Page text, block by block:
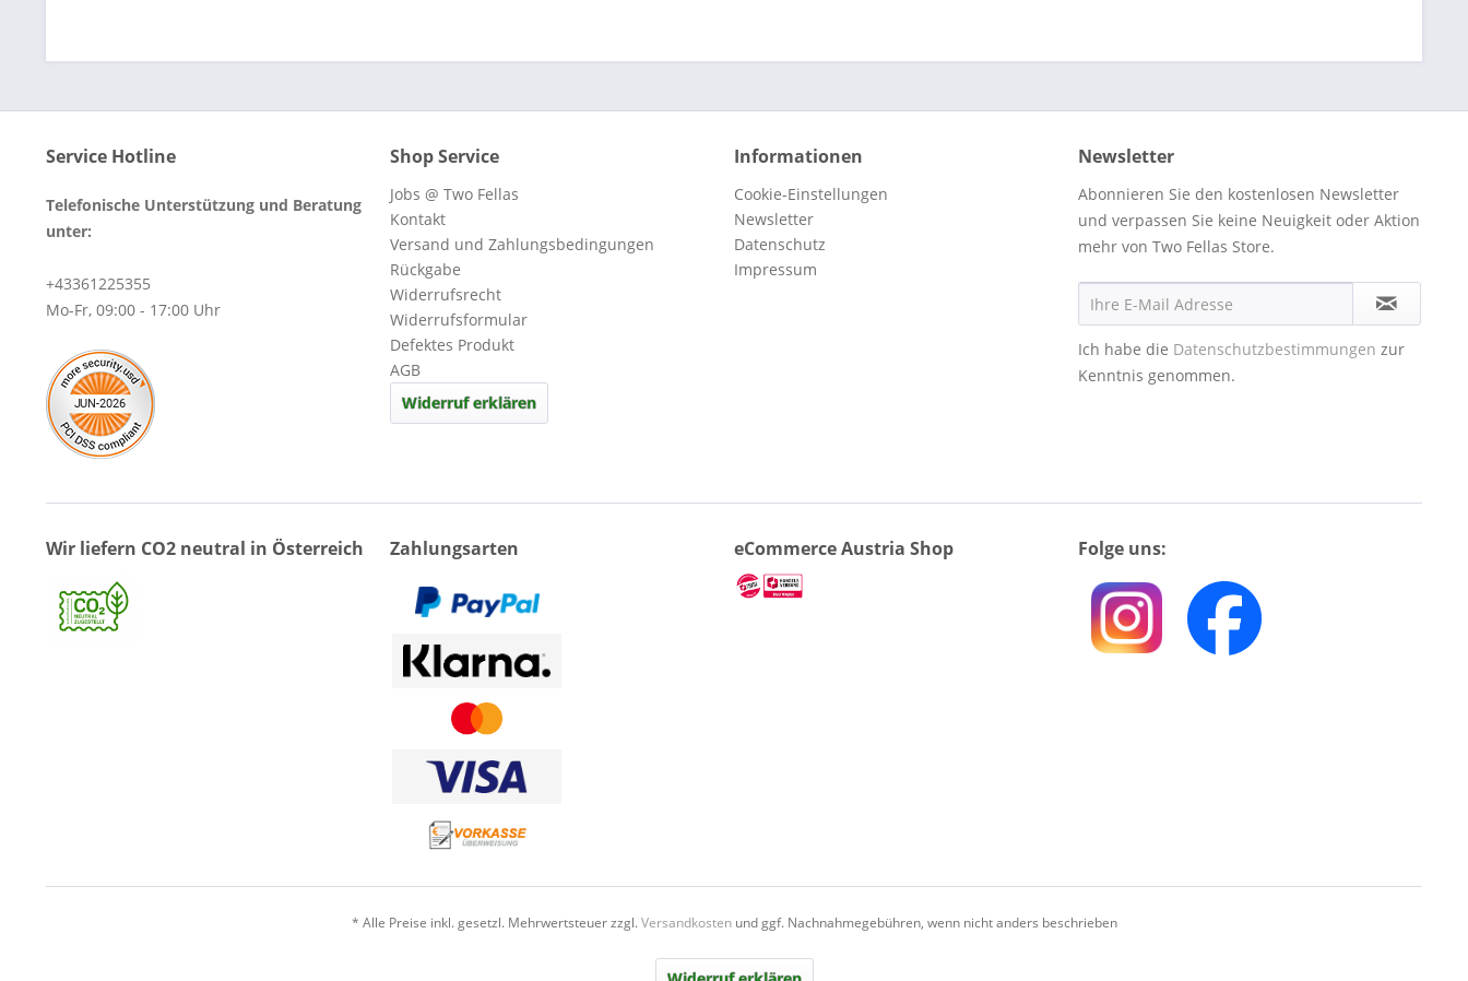
Service Hotline
Telefonische Unterstützung und Beratung
unter:
+43361225355
Mo-Fr, 09:00 - 17:00 Uhr
Shop Service
Jobs @ Two Fellas
Kontakt
Versand und Zahlungsbedingungen
Rückgabe
Widerrufsrecht
Widerrufsformular
Defektes Produkt
AGB
Widerruf erklären
Informationen
Cookie-Einstellungen
Newsletter
Datenschutz
Impressum
Newsletter
Abonnieren Sie den kostenlosen Newsletter
und verpassen Sie keine Neuigkeit oder Aktion
mehr von Two Fellas Store.
Ich habe die Datenschutzbestimmungen zur
Kenntnis genommen.
Wir liefern CO2 neutral in Österreich Zahlungsarten eCommerce Austria Shop Folge uns:
* Alle Preise inkl. gesetzl. Mehrwertsteuer zzgl.Versandkostenund ggf. Nachnahmegebühren, wenn nicht anders beschrieben